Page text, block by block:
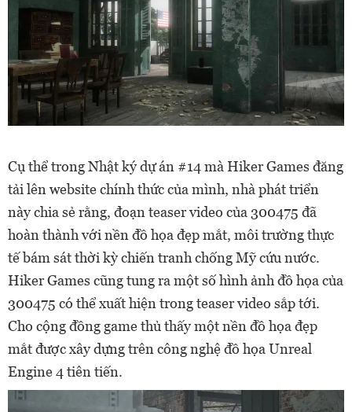
Cụ thể trong Nhật ký dự án #14 mà Hiker Games đăng
tải lên website chính thức của mình, nhà phát triển
này chia sẻ rằng, đoạn teaser video của 300475 đã
hoàn thành với nền đồ họa đẹp mắt, môi trường thực
tế bám sát thời kỳ chiến tranh chống Mỹ cứu nước.
Hiker Games cũng tung ra một số hình ảnh đồ họa của
300475 có thể xuất hiện trong teaser video sắp tới.
Cho cộng đồng game thủ thấy một nền đồ họa đẹp
mắt được xây dựng trên công nghệ đồ họa Unreal
Engine 4 tiên tiến.